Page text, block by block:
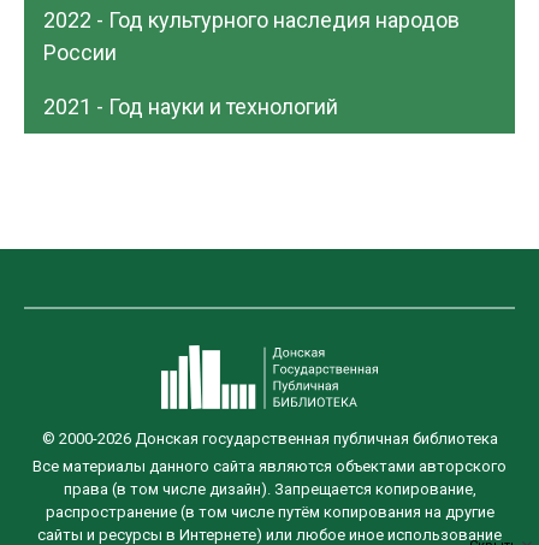
2022 - Год культурного наследия народов
России
2021 - Год науки и технологий
© 2000-2026 Донская государственная публичная библиотека
Все материалы данного сайта являются объектами авторского
права (в том числе дизайн). Запрещается копирование,
распространение (в том числе путём копирования на другие
сайты и ресурсы в Интернете) или любое иное использование